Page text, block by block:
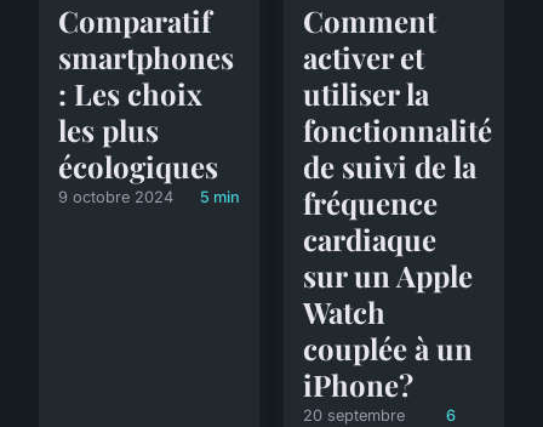
Comparatif
smartphones
: Les choix
les plus
écologiques
9 octobre 2024 5 min
Comment
activer et
utiliser la
fonctionnalité
de suivi de la
fréquence
cardiaque
sur un Apple
Watch
couplée à un
iPhone?
20 septembre
6